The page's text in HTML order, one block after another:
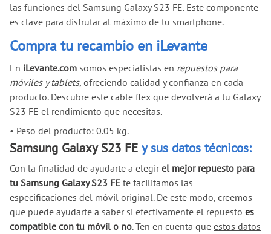
las funciones del Samsung Galaxy S23 FE. Este componente
es clave para disfrutar al máximo de tu smartphone.
Compra tu recambio en iLevante
En iLevante.com somos especialistas en repuestos para
móviles y tablets, ofreciendo calidad y confianza en cada
producto. Descubre este cable flex que devolverá a tu Galaxy
S23 FE el rendimiento que necesitas.
• Peso del producto: 0.05 kg.
Samsung Galaxy S23 FE y sus datos técnicos:
Con la finalidad de ayudarte a elegirel mejor repuesto para
tu Samsung Galaxy S23 FE te facilitamos las
especificaciones del móvil original. De este modo, creemos
que puede ayudarte a saber si efectivamente el repuesto es
compatible con tu móvil o no. Ten en cuenta que estos datos